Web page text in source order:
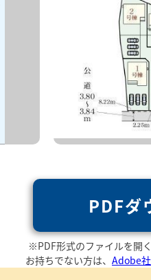
PDFダ
※PDF形式のファイルを開
お持ちでない方は、 Adobe社